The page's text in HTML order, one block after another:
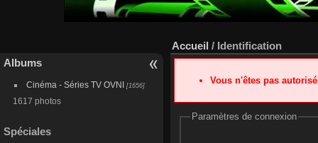
Albums
Cinéma - Séries TV OVNI [1656]
1617 photos
Spéciales
Accueil / Identification
Vous n'êtes pas
Paramètres de connexion